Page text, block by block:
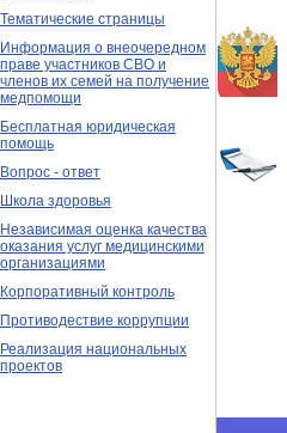
Тематические страницы
Информация о внеочередном
праве участников СВО и
членов их семей на получение
медпомощи
Бесплатная юридическая
помощь
Вопрос - ответ
Школа здоровья
Независимая оценка качества
оказания услуг медицинскими
организациями
Корпоративный контроль
Противодествие коррупции
Реализация национальных
проектов